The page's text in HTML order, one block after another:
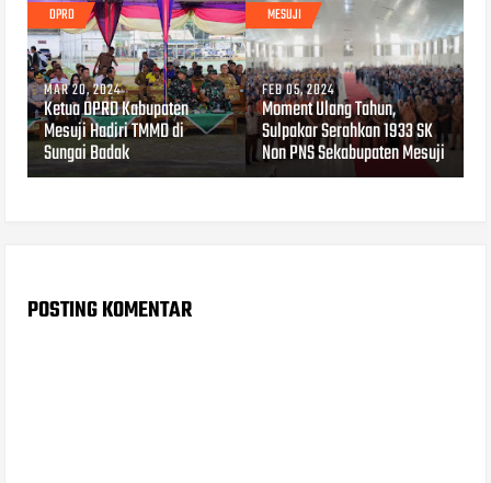
DPRD
MAR 20, 2024
Ketua DPRD Kabupaten
Mesuji Hadiri TMMD di
Sungai Badak
MESUJI
FEB 05, 2024
Moment Ulang Tahun,
Sulpakar Serahkan 1933 SK
Non PNS Sekabupaten Mesuji
POSTING KOMENTAR